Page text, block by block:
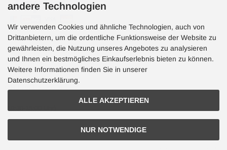
Hotline
Hotline
(10:30-15:00 Uhr)
andere Technologien
Wir verwenden Cookies und ähnliche Technologien, auch von
Drittanbietern, um die ordentliche Funktionsweise der Website zu
gewährleisten, die Nutzung unseres Angebotes zu analysieren
und Ihnen ein bestmögliches Einkaufserlebnis bieten zu können.
Weitere Informationen finden Sie in unserer
Datenschutzerklärung.
ALLE AKZEPTIEREN
NUR NOTWENDIGE